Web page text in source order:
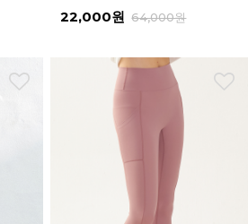
22,000원 64,000원